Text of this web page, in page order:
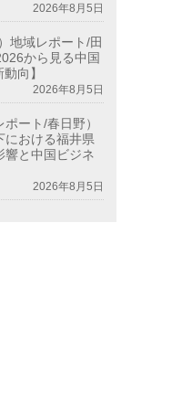
2026年8月5日
地域レポート/田
から見る中国
向】
2026年8月5日
ポート/春日野）
における福井県
響と中国ビジネ
2026年8月5日